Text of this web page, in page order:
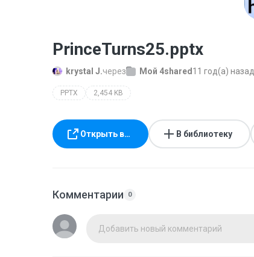
PrinceTurns25.pptx
krystal J.через Мой 4shared 11 год(а) назад
PPTX 2,454 KB
Открыть в… В библиотеку
Комментарии 0
Добавить новый комментарий